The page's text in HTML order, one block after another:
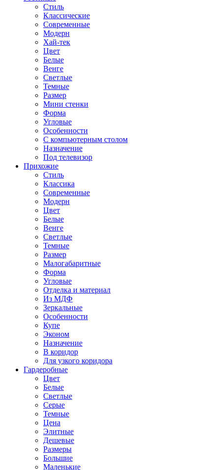
Стиль
Классические
Современные
Модерн
Хай-тек
Цвет
Белые
Венге
Светлые
Темные
Размер
Мини стенки
Форма
Угловые
Особенности
С компьютерным столом
Назначение
Под телевизор
Прихожие
Стиль
Классика
Современные
Модерн
Цвет
Белые
Венге
Светлые
Темные
Размер
Малогабаритные
Форма
Угловые
Отделка и материал
Из МДФ
Зеркальные
Особенности
Купе
Эконом
Назначение
В коридор
Для узкого коридора
Гардеробные
Цвет
Белые
Светлые
Серые
Темные
Цена
Элитные
Дешевые
Размеры
Большие
Маленькие